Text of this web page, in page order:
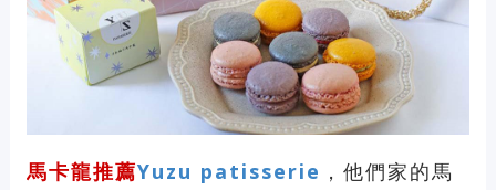
馬卡龍推薦Yuzu patisserie ，他們家的馬